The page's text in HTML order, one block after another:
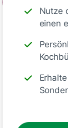
Nutze
einen
Restliche
Deine